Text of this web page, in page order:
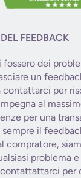
FEEDBACK
fossero dei
un
contattarci per
al
per una
sempre il
compratore,
problema
per